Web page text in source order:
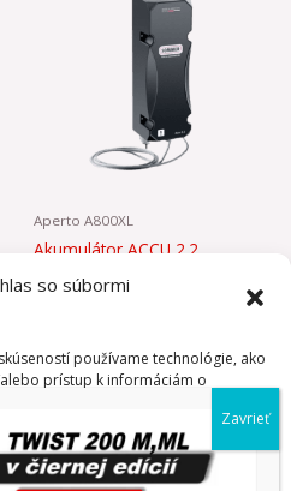
so súbormi
používame technológie, ako
prístup k informáciám o
nám umožní spracovávať
alebo jedinečné ID na tejto
súhlasu môže nepriaznivo ovplyvniť
Aperto A800XL
Akumulátor ACCU 2.2
169,74€
PRIDAŤ DO
KOŠÍKA